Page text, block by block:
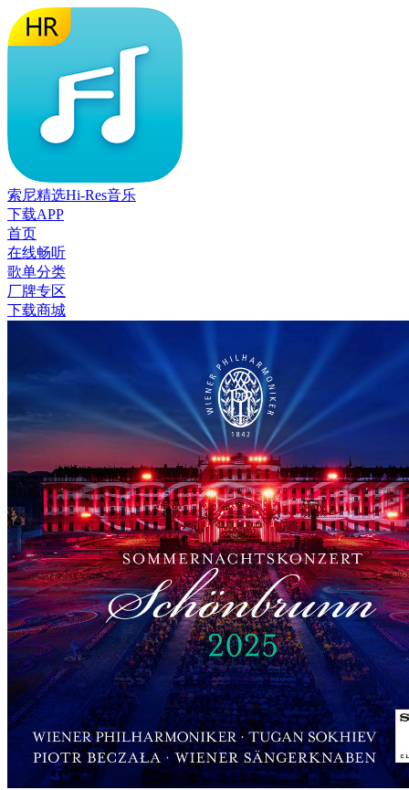
索尼精选Hi-Res音乐
下载APP
首页
在线畅听
歌单分类
厂牌专区
下载商城